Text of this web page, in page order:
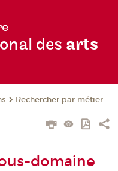
des arts
Rechercher par métier
domaine